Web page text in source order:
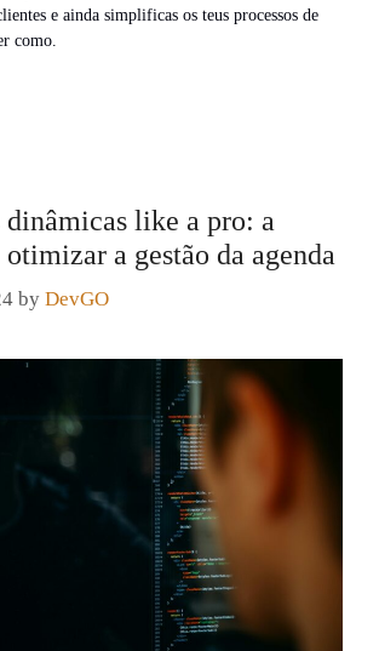
e ainda simplificas os teus processos de
como.
dinâmicas like a pro: a
otimizar a gestão da agenda
by DevGO